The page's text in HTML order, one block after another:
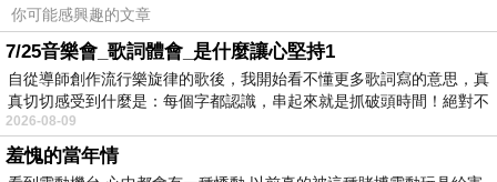
你可能感興趣的文章
7/25音樂會_歌詞體會_是什麼讓心堅持1
自從導師創作流行樂旋律的歌後，我開始看不懂更多歌詞寫的意思，真
真切切感受到什麼是：每個字都認識，串起來就是抓破頭時間！絕對不
2026-08-09
羞愧的當年情